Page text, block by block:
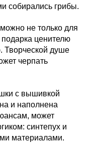
собирались грибы.
не только для
ценителю
Творческой душе
черпать
с вышивкой
и наполнена
может
синтепух и
материалами.